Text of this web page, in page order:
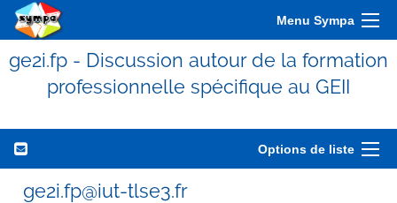
Menu Sympa
ge2i.fp - Discussion autour de la formation
professionnelle spécifique au GEII
Options de liste
ge2i.fp@iut-tlse3.fr